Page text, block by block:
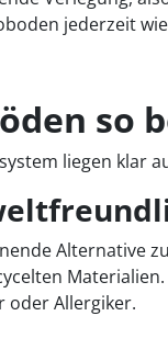
jederzeit
so
liegen klar
Alternative
oder Allergiker.